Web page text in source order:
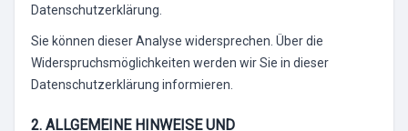
Datenschutzerklärung.
Sie können dieser Analyse widersprechen. Über die
Widerspruchsmöglichkeiten werden wir Sie in dieser
Datenschutzerklärung informieren.
2. ALLGEMEINE HINWEISE UND